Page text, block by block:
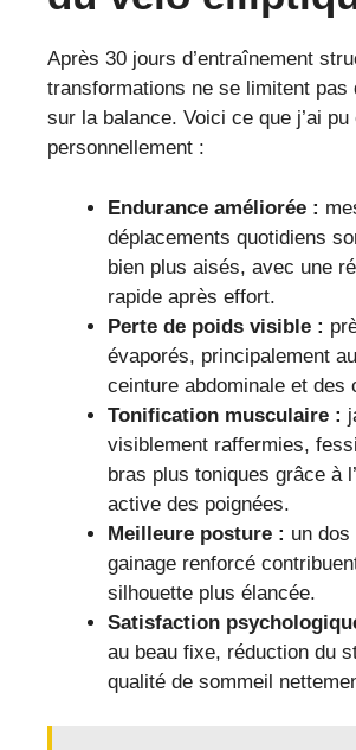
Après 30 jours d’entraînement
transformations ne se limitent pas
sur la balance. Voici ce que j’ai
personnellement :
Endurance améliorée :
déplacements quotidiens
bien plus aisés, avec une
rapide après effort.
Perte de poids visible :
évaporés, principalement
ceinture abdominale et des
Tonification musculaire :
visiblement raffermies,
bras plus toniques grâce à
active des poignées.
Meilleure posture : un
gainage renforcé
silhouette plus élancée.
Satisfaction
au beau fixe, réduction du
qualité de sommeil